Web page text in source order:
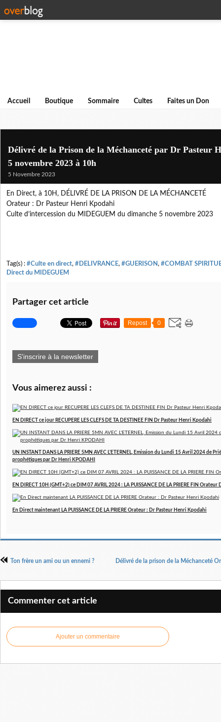
Accueil Boutique Sommaire Cultes Faites un Don
Délivré de la Prison de la Méchanceté par Dr Pasteur
5 novembre 2023 à 10h
5 Novembre 2023
En Direct, à 10H, DÉLIVRÉ DE LA PRISON DE LA MÉCHANCETÉ
Orateur : Dr Pasteur Henri Kpodahi
Culte d’intercession du MIDEGUEM du dimanche 5 novembre 2023
Tag(s) : #Culte en direct, #DELIVRANCE, #GUERISON, #COMBAT
Direct du MIDEGUEM
Partager cet article
Repost 0
S'inscrire à la newsletter
Vous aimerez aussi :
EN DIRECT ce jour RECUPERE LES CLEFS DE TA DESTINEE FIN Dr Pasteur Henri Kpodahi
UN INSTANT DANS LA PRIERE 5MN AVEC L'ETERNEL, Emission du Lundi 15 Avril 2024 de
prophétiques par Dr Henri KPODAHI
EN DIRECT 10H (GMT+2) ce DIM 07 AVRIL 2024 : LA PUISSANCE DE LA PRIERE FIN
En Direct maintenant LA PUISSANCE DE LA PRIERE Orateur : Dr Pasteur Henri Kpodahi
Ton frère un ami ou un ennemi ? Délivré de la prison de la Méchanceté
Commenter cet article
Ajouter un commentaire